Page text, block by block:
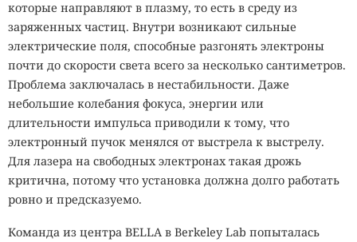
которые направляют в плазму, то есть в среду из
заряженных частиц. Внутри возникают сильные
электрические поля, способные разгонять электроны
почти до скорости света всего за несколько сантиметров.
Проблема заключалась в нестабильности. Даже
небольшие колебания фокуса, энергии или
длительности импульса приводили к тому, что
электронный пучок менялся от выстрела к выстрелу.
Для лазера на свободных электронах такая дрожь
критична, потому что установка должна долго работать
ровно и предсказуемо.
Команда из центра BELLA в Berkeley Lab попыталась